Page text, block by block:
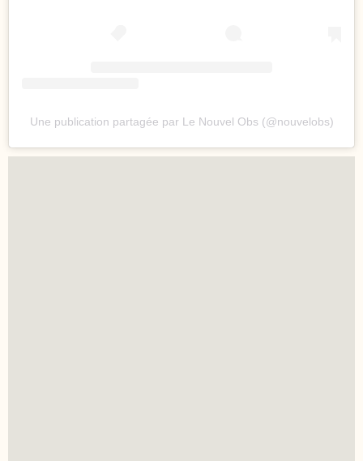
Une publication partagée par Le Nouvel Obs (@nouvelobs)